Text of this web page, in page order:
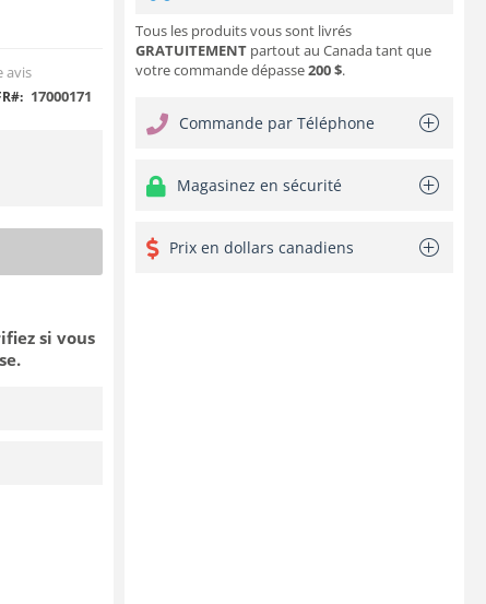
avis
17000171
si vous
Tous les produits vous sont livrés
GRATUITEMENT partout au Canada tant que
votre commande dépasse200 $.
Commande par Téléphone
Magasinez en sécurité
Prix en dollars canadiens